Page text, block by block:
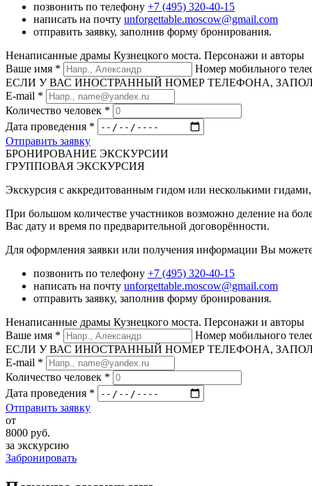
позвонить по телефону +7 (495) 320-40-15
написать на почту unforgettable.moscow@gmail.com
отправить заявку, заполнив форму бронирования.
Ненаписанные драмы Кузнецкого моста. Персонажи и авторы
Ваше имя *
Номер мобильного
ЕСЛИ У ВАС ИНОСТРАННЫЙ НОМЕР ТЕЛЕФОНА,
E-mail *
Количество человек *
Дата проведения *
Отправить заявку
БРОНИРОВАНИЕ ЭКСКУРСИИ
ГРУППОВАЯ ЭКСКУРСИЯ
Экскурсия с аккредитованным гидом или несколькими
При большом количестве участников возможно деление на
Вас дату и время по предварительной договорённости.
Для оформления заявки или получения информации Вы
позвонить по телефону +7 (495) 320-40-15
написать на почту unforgettable.moscow@gmail.com
отправить заявку, заполнив форму бронирования.
Ненаписанные драмы Кузнецкого моста. Персонажи и авторы
Ваше имя *
Номер мобильного
ЕСЛИ У ВАС ИНОСТРАННЫЙ НОМЕР ТЕЛЕФОНА,
E-mail *
Количество человек *
Дата проведения *
Отправить заявку
от
8000 руб.
за экскурсию
Забронировать